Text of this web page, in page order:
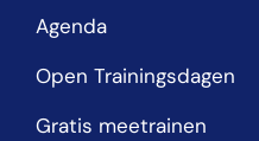
Agenda
Open Trainingsdagen
Gratis meetrainen